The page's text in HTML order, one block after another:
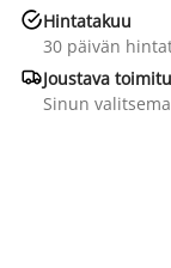
Hintatakuu
30 päivän
Joustava
Sinun